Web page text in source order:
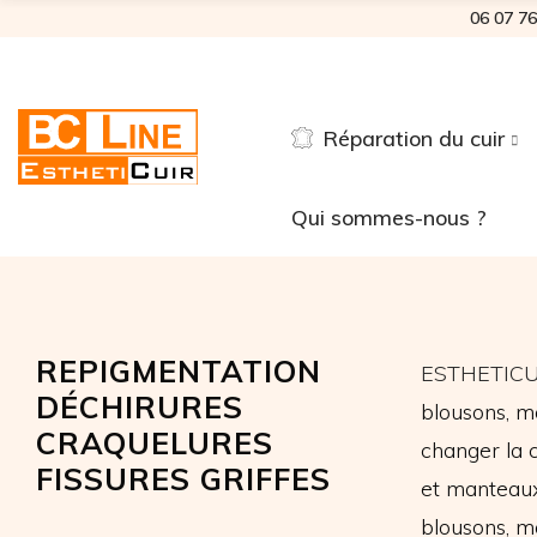
06 07
Réparation du cuir
Qui sommes-nous ?
REPIGMENTATION
DÉCHIRURES
CRAQUELURES
FISSURES GRIFFES
blousons,
changer la
et
blousons,